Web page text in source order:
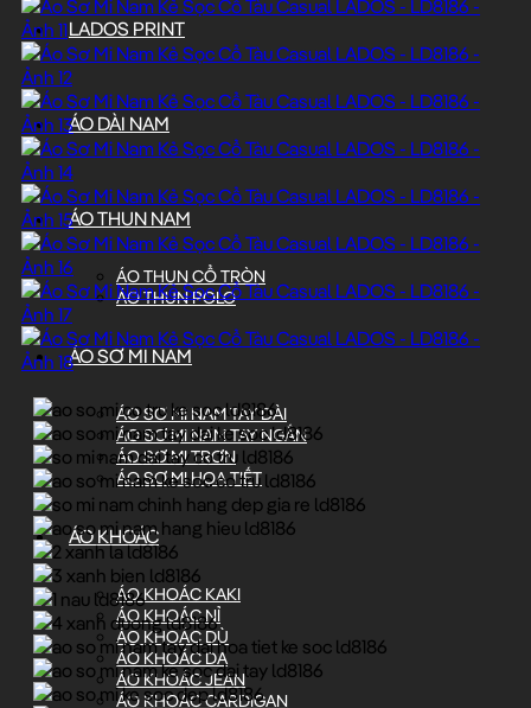
LADOS PRINT
ÁO DÀI NAM
ÁO THUN NAM
ÁO THUN CỔ TRÒN
ÁO THUN POLO
ÁO SƠ MI NAM
ÁO SƠ MI NAM TAY DÀI
ÁO SƠ MI NAM TAY NGẮN
ÁO SƠ MI TRƠN
ÁO SƠ MI HỌA TIẾT
ÁO KHOÁC
ÁO KHOÁC KAKI
ÁO KHOÁC NỈ
ÁO KHOÁC DÙ
ÁO KHOÁC DA
ÁO KHOÁC JEAN
ÁO KHOÁC CARDIGAN